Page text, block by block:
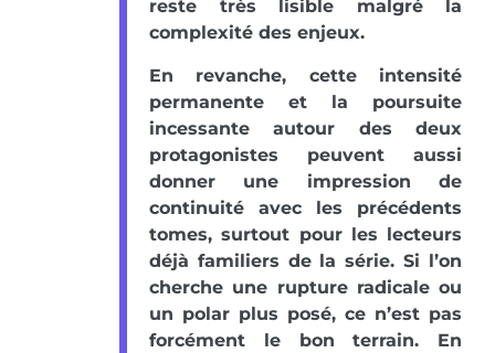
reste très lisible malgré la
complexité des enjeux.
En revanche, cette intensité
permanente et la poursuite
incessante autour des deux
protagonistes peuvent aussi
donner une impression de
continuité avec les précédents
tomes, surtout pour les lecteurs
déjà familiers de la série. Si l’on
cherche une rupture radicale ou
un polar plus posé, ce n’est pas
forcément le bon terrain. En